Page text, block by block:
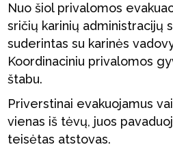
Nuo šiol privalomos
sričių karinių administracijų
suderintas su karinės
Koordinaciniu privalomos
štabu.
Priverstinai evakuojamus
vienas iš tėvų, juos
teisėtas atstovas.